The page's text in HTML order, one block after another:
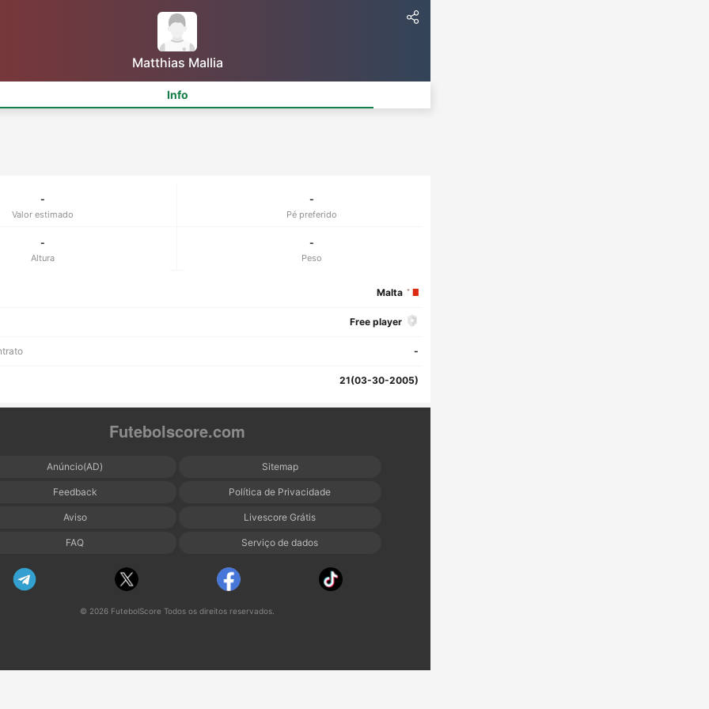
Matthias Mallia
Info
-
Valor estimado
-
Pé preferido
-
Altura
-
Peso
Malta
Free player
-
21(03-30-2005)
Futebolscore.com
Anúncio(AD) Sitemap
Feedback Política de Privacidade
Aviso Livescore Grátis
FAQ Serviço de dados
© 2026 FutebolScore Todos os direitos reservados.